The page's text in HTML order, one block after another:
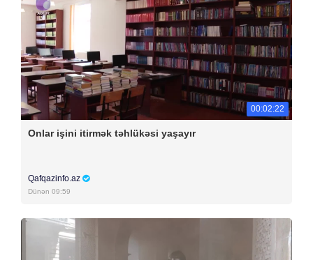
00:02:22
Onlar işini itirmək təhlükəsi yaşayır
Qafqazinfo.az
Dünən 09:59